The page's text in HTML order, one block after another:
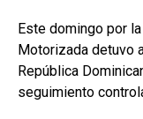
Este domingo por
Motorizada detuvo
República
seguimiento